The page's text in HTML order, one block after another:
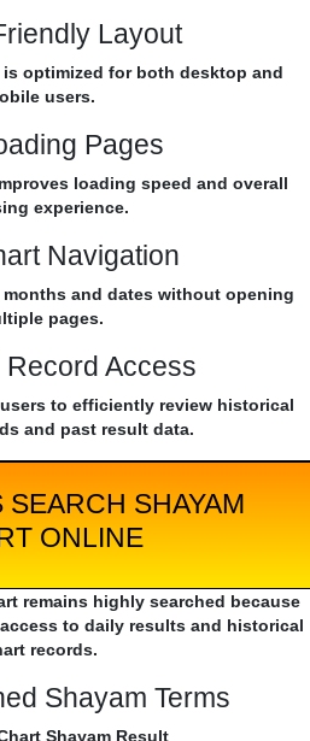
Layout
is optimized for both desktop and
users.
Pages
loading speed and overall
experience.
Navigation
and dates without opening
pages.
Access
to efficiently review historical
and past result data.
SHAYAM
ONLINE
remains highly searched because
to daily results and historical
records.
Shayam Terms
Shayam Result